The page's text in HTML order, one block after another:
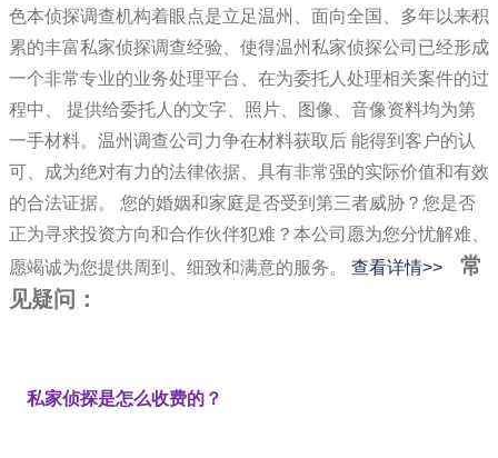
色本侦探调查机构着眼点是立足温州、面向全国、多年以来积
累的丰富私家侦探调查经验、使得温州私家侦探公司已经形成
一个非常专业的业务处理平台、在为委托人处理相关案件的过
程中、 提供给委托人的文字、照片、图像、音像资料均为第
一手材料。温州调查公司力争在材料获取后 能得到客户的认
可、成为绝对有力的法律依据、具有非常强的实际价值和有效
的合法证据。 您的婚姻和家庭是否受到第三者威胁？您是否
正为寻求投资方向和合作伙伴犯难？本公司愿为您分忧解难、
愿竭诚为您提供周到、细致和满意的服务。 查看详情>>
常
见疑问：
私家侦探是怎么收费的？